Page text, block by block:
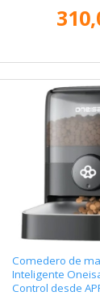
Comedero de
Inteligente
Control desde